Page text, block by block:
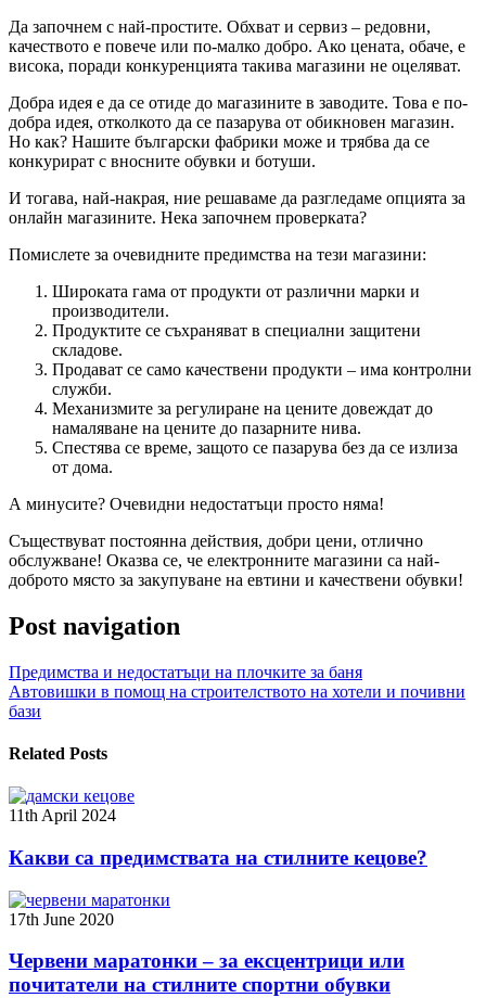
Да започнем с най-простите. Обхват и сервиз – редовни,
качеството е повече или по-малко добро. Ако цената, обаче, е
висока, поради конкуренцията такива магазини не оцеляват.
Добра идея е да се отиде до магазините в заводите. Това е по-
добра идея, отколкото да се пазарува от обикновен магазин.
Но как? Нашите български фабрики може и трябва да се
конкурират с вносните обувки и ботуши.
И тогава, най-накрая, ние решаваме да разгледаме опцията за
онлайн магазините. Нека започнем проверката?
Помислете за очевидните предимства на тези магазини:
Широката гама от продукти от различни марки и
производители.
Продуктите се съхраняват в специални защитени
складове.
Продават се само качествени продукти – има контролни
служби.
Механизмите за регулиране на цените довеждат до
намаляване на цените до пазарните нива.
Спестява се време, защото се пазарува без да се излиза
от дома.
А минусите? Очевидни недостатъци просто няма!
Съществуват постоянна действия, добри цени, отлично
обслужване! Оказва се, че електронните магазини са най-
доброто място за закупуване на евтини и качествени обувки!
Post navigation
Предимства и недостатъци на плочките за баня
Автовишки в помощ на строителството на хотели и почивни
бази
Related Posts
11th April 2024
Какви са предимствата на стилните кецове?
17th June 2020
Червени маратонки – за ексцентрици или
почитатели на стилните спортни обувки